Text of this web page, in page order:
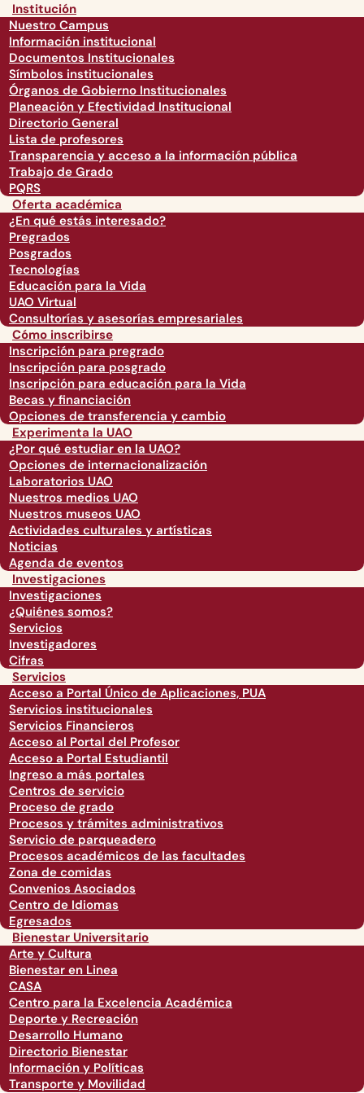
Institución
Nuestro Campus
Información institucional
Documentos Institucionales
Símbolos institucionales
Órganos de Gobierno Institucionales
Planeación y Efectividad Institucional
Directorio General
Lista de profesores
Transparencia y acceso a la información pública
Trabajo de Grado
PQRS
Oferta académica
¿En qué estás interesado?
Pregrados
Posgrados
Tecnologías
Educación para la Vida
UAO Virtual
Consultorías y asesorías empresariales
Cómo inscribirse
Inscripción para pregrado
Inscripción para posgrado
Inscripción para educación para la Vida
Becas y financiación
Opciones de transferencia y cambio
Experimenta la UAO
¿Por qué estudiar en la UAO?
Opciones de internacionalización
Laboratorios UAO
Nuestros medios UAO
Nuestros museos UAO
Actividades culturales y artísticas
Noticias
Agenda de eventos
Investigaciones
Investigaciones
¿Quiénes somos?
Servicios
Investigadores
Cifras
Servicios
Acceso a Portal Único de Aplicaciones, PUA
Servicios institucionales
Servicios Financieros
Acceso al Portal del Profesor
Acceso a Portal Estudiantil
Ingreso a más portales
Centros de servicio
Proceso de grado
Procesos y trámites administrativos
Servicio de parqueadero
Procesos académicos de las facultades
Zona de comidas
Convenios Asociados
Centro de Idiomas
Egresados
Bienestar Universitario
Arte y Cultura
Bienestar en Linea
CASA
Centro para la Excelencia Académica
Deporte y Recreación
Desarrollo Humano
Directorio Bienestar
Información y Políticas
Transporte y Movilidad